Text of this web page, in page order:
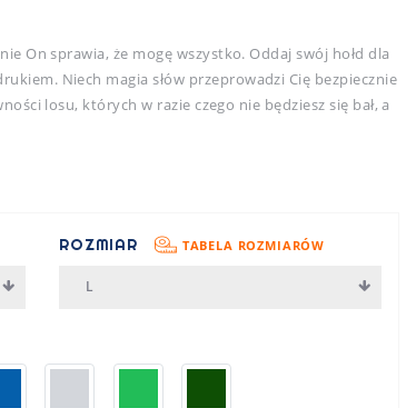
On sprawia, że mogę wszystko. Oddaj swój hołd dla
Niech magia słów przeprowadzi Cię bezpiecznie
losu, których w razie czego nie będziesz się bał, a
ROZMIAR TABELA ROZMIARÓW
L